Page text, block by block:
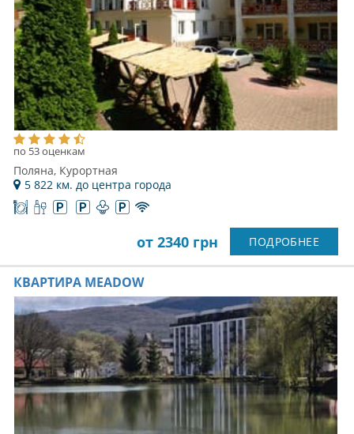
по 53 оценкам
Поляна, Курортная
5 822 км. до центра города
от 2340 грн ПОДРОБНЕЕ
КВАРТИРА MEADOW